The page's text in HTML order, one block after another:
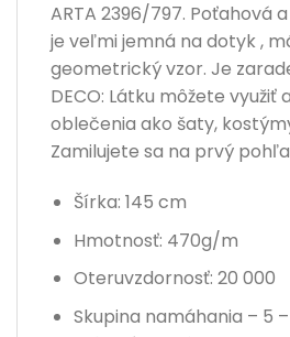
ARTA 2396/797. Poťahová
je veľmi jemná na dotyk ,
geometrický vzor. Je
DECO: Látku môžete využiť
oblečenia ako šaty,
Zamilujete sa na prvý
Šírka: 145 cm
Hmotnosť: 470g/m
Oteruvzdornosť: 20 000
Skupina namáhania – 5